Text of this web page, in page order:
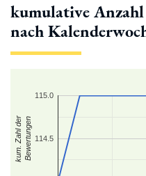
kumulative
nach
114.5
115.0
kum. Zahl derBewertungen